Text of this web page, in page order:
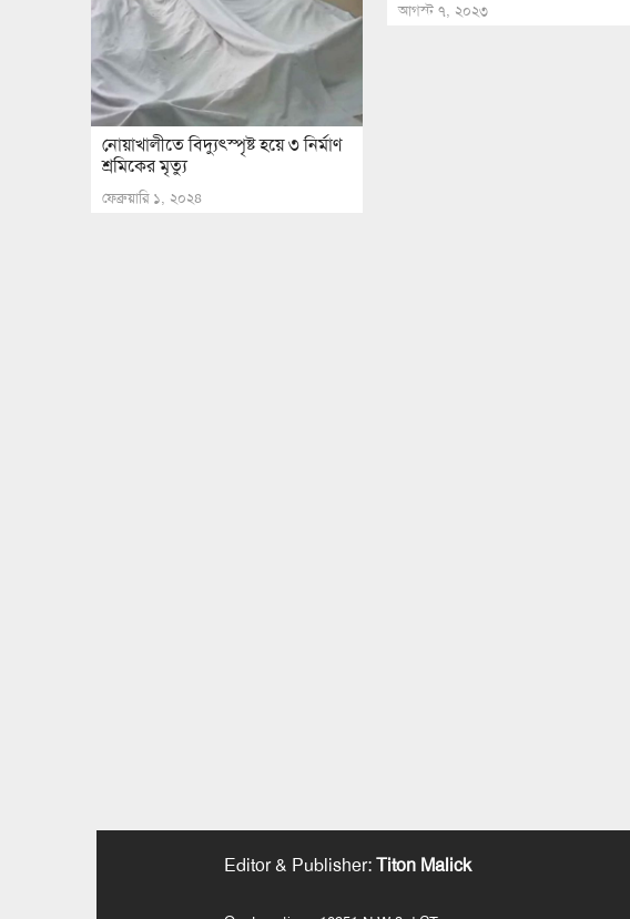
নোয়াখালীতে বিদ্যুৎস্পৃষ্ট হয়ে ৩ নির্মাণ
শ্রমিকের মৃত্যু
ফেব্রুয়ারি ১, ২০২৪
আগস্ট ৭, ২০২৩
Editor & Publisher:Titon Malick